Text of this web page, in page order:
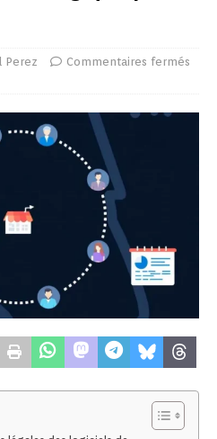
Perez Commentaires fermés